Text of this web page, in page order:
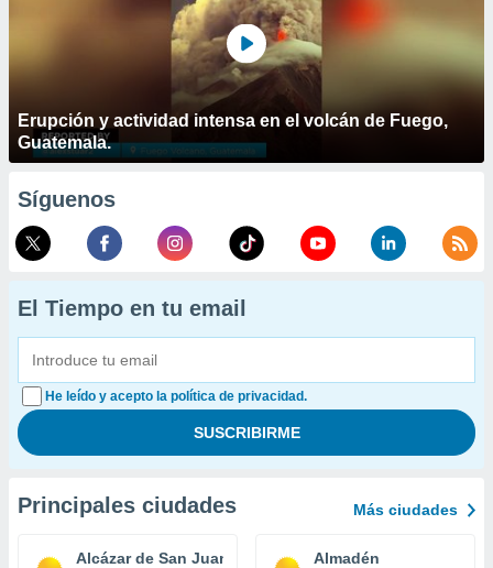
Erupción y actividad intensa en el volcán de Fuego,
Guatemala.
Síguenos
El Tiempo en tu email
He leído y acepto la política de privacidad.
Principales ciudades Más ciudades
Alcázar de San Juan Almadén